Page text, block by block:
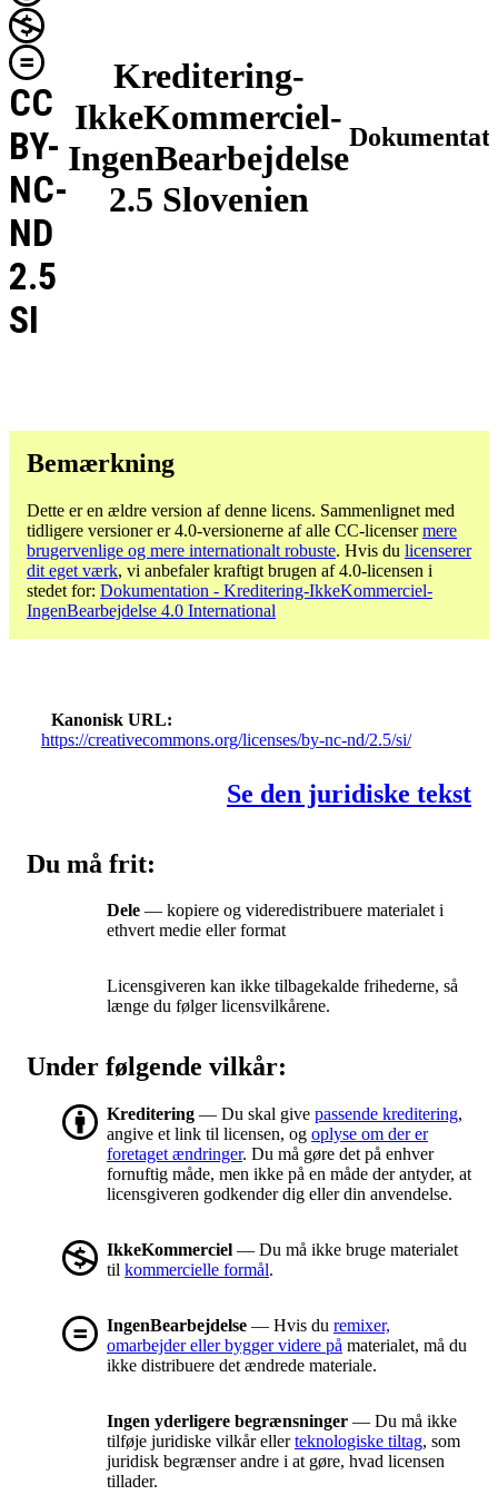
Kreditering-
IkkeKommerciel-
IngenBearbejdelse
2.5 Slovenien
CC
BY-
NC-
ND
2.5
SI
Bemærkning
Dette er en ældre version af denne licens. Sammenlignet med
tidligere versioner er 4.0-versionerne af alle CC-licensermere
brugervenlige og mere internationalt robuste. Hvis du licenserer
dit eget værk, vi anbefaler kraftigt brugen af ​​4.0-licensen i
stedet for: Dokumentation - Kreditering-IkkeKommerciel-
IngenBearbejdelse 4.0 International
Kanonisk URL
https://creativecommons.org/licenses/by-nc-nd/2.5/si/
Se den juridiske tekst
Du må frit:
Dele — kopiere og videredistribuere materialet i
ethvert medie eller format
Licensgiveren kan ikke tilbagekalde frihederne, så
længe du følger licensvilkårene.
Under følgende vilkår:
Kreditering — Du skal give passende kreditering,
angive et link til licensen, og oplyse om der er
foretaget ændringer. Du må gøre det på enhver
fornuftig måde, men ikke på en måde der antyder, at
licensgiveren godkender dig eller din anvendelse.
IkkeKommerciel — Du må ikke bruge materialet
til kommercielle formål.
IngenBearbejdelse — Hvis du remixer,
omarbejder eller bygger videre på materialet, må du
ikke distribuere det ændrede materiale.
Ingen yderligere begrænsninger — Du må ikke
tilføje juridiske vilkår ellerteknologiske tiltag, som
juridisk begrænser andre i at gøre, hvad licensen
tillader.